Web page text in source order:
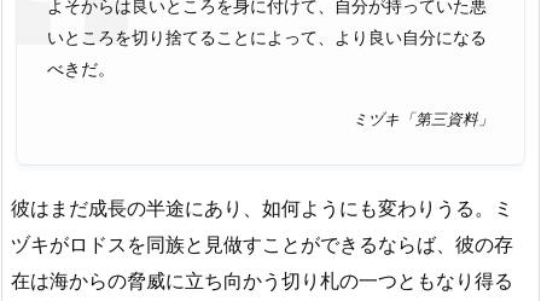
よそからは良いところを身に付けて、自分が持っていた悪
いところを切り捨てることによって、より良い自分になる
べきだ。
ミヅキ「第三資料」
彼はまだ成長の半途にあり、如何ようにも変わりうる。ミ
ヅキがロドスを同族と見做すことができるならば、彼の存
在は海からの脅威に立ち向かう切り札の一つともなり得る